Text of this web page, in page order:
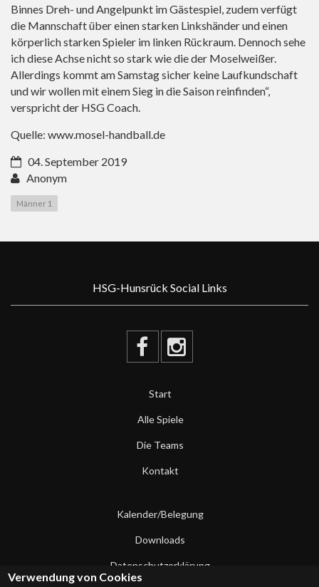
Binnes Dreh- und Angelpunkt im Gästespiel, zudem verfügt
die Mannschaft über einen starken Linkshänder und einen
körperlich starken Spieler im linken Rückraum. Dennoch sehe
ich diese Achse nicht so stark wie die der Moselweißer.
Allerdings kommt am Samstag sicher keine Laufkundschaft
und wir wollen mit einem Sieg in die Saison reinfinden“,
verspricht der HSG Coach.
Quelle: www.mosel-handball.de
04. September 2019
Anonym
Männer 1
HSG-Hunsrück Social Links
Start
Alle Spiele
Die Teams
Kontakt
Kalender/Belegung
Downloads
Datenschutzerklärung
Verwendung von Cookies